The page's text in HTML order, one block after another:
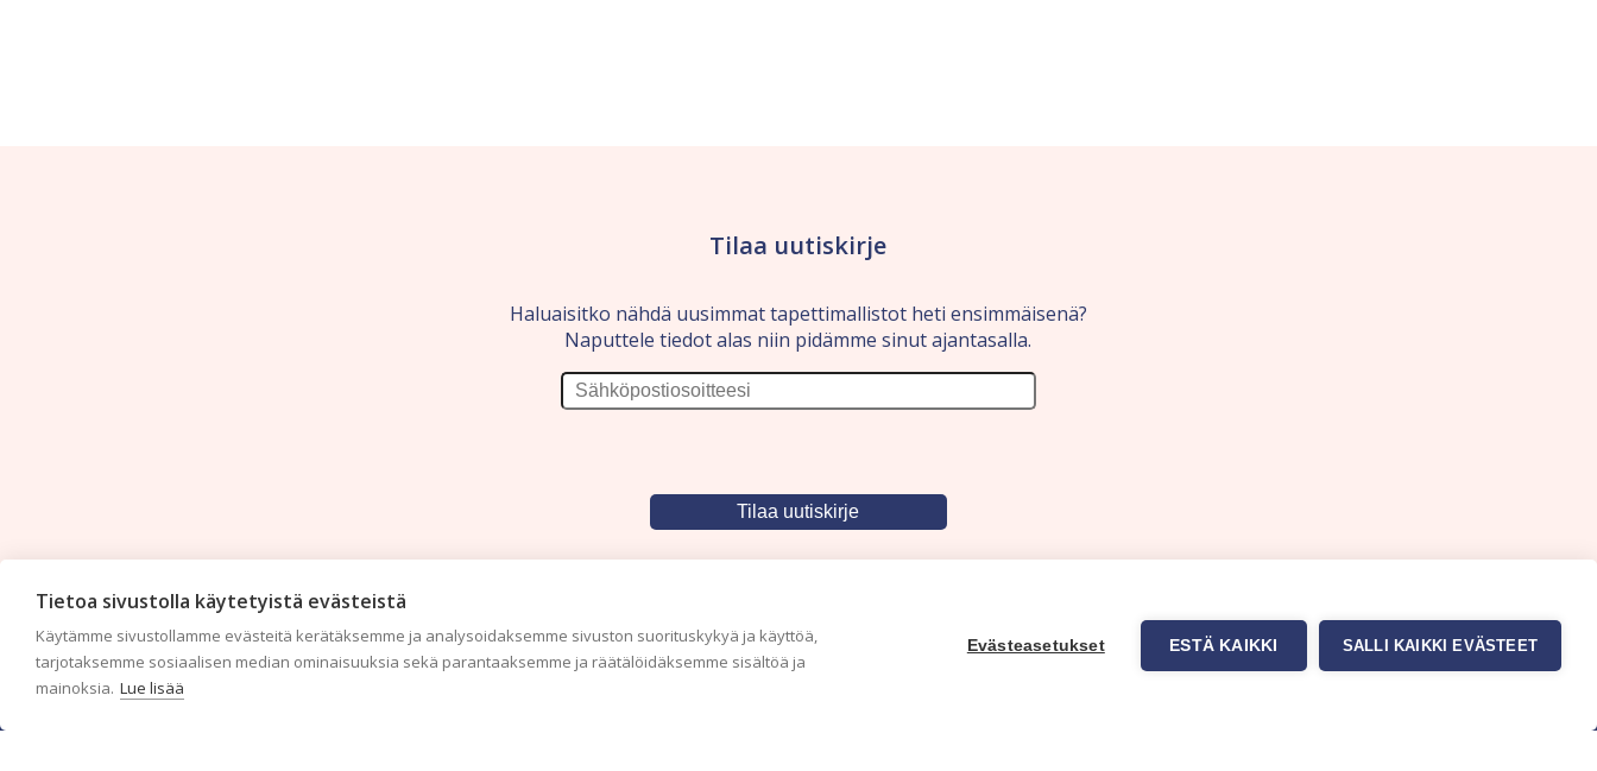
Tietoa sivustolla käytetyistä evästeistä
Käytämme sivustollamme evästeitä kerätäksemme ja analysoidaksemme sivuston suorituskykyä ja käyttöä,
tarjotaksemme sosiaalisen median ominaisuuksia sekä parantaaksemme ja räätälöidäksemme sisältöä ja
mainoksia. Lue lisää
Evästeasetukset ESTÄ KAIKKI SALLI KAIKKI EVÄSTEET
Tilaa uutiskirje
Haluaisitko nähdä uusimmat tapettimallistot heti ensimmäisenä?
Naputtele tiedot alas niin pidämme sinut ajantasalla.